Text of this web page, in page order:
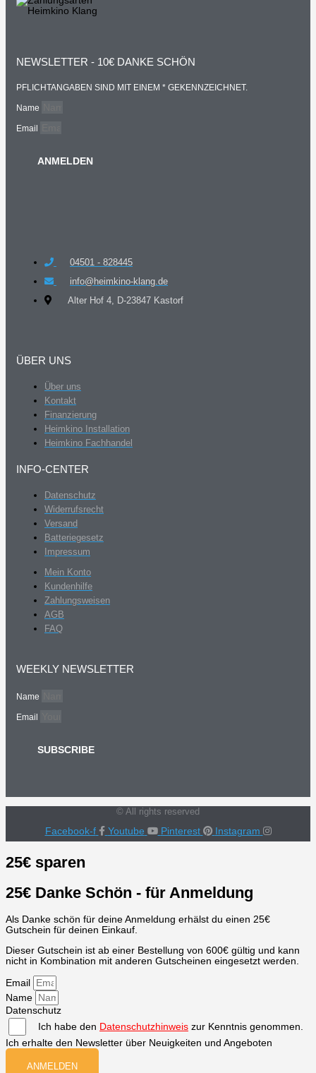
NEWSLETTER - 10€ DANKE SCHÖN
PFLICHTANGABEN SIND MIT EINEM * GEKENNZEICHNET.
Name
Email
ANMELDEN
04501 - 828445
info@heimkino-klang.de
Alter Hof 4, D-23847 Kastorf
ÜBER UNS
Über uns
Kontakt
Finanzierung
Heimkino Installation
Heimkino Fachhandel
INFO-CENTER
Datenschutz
Widerrufsrecht
Versand
Batteriegesetz
Impressum
Mein Konto
Kundenhilfe
Zahlungsweisen
AGB
FAQ
WEEKLY NEWSLETTER
Name
Email
SUBSCRIBE
© All rights reserved
Facebook-f
Youtube Pinterest Instagram
25€ sparen
25€ Danke Schön - für Anmeldung
Als Danke schön für deine Anmeldung erhälst du einen 25€
Gutschein für deinen Einkauf.
Dieser Gutschein ist ab einer Bestellung von 600€ gültig und kann
nicht in Kombination mit anderen Gutscheinen eingesetzt werden.
Email
Name
Datenschutz
Ich habe den Datenschutzhinweis zur Kenntnis genommen.
Ich erhalte den Newsletter über Neuigkeiten und Angeboten
ANMELDEN